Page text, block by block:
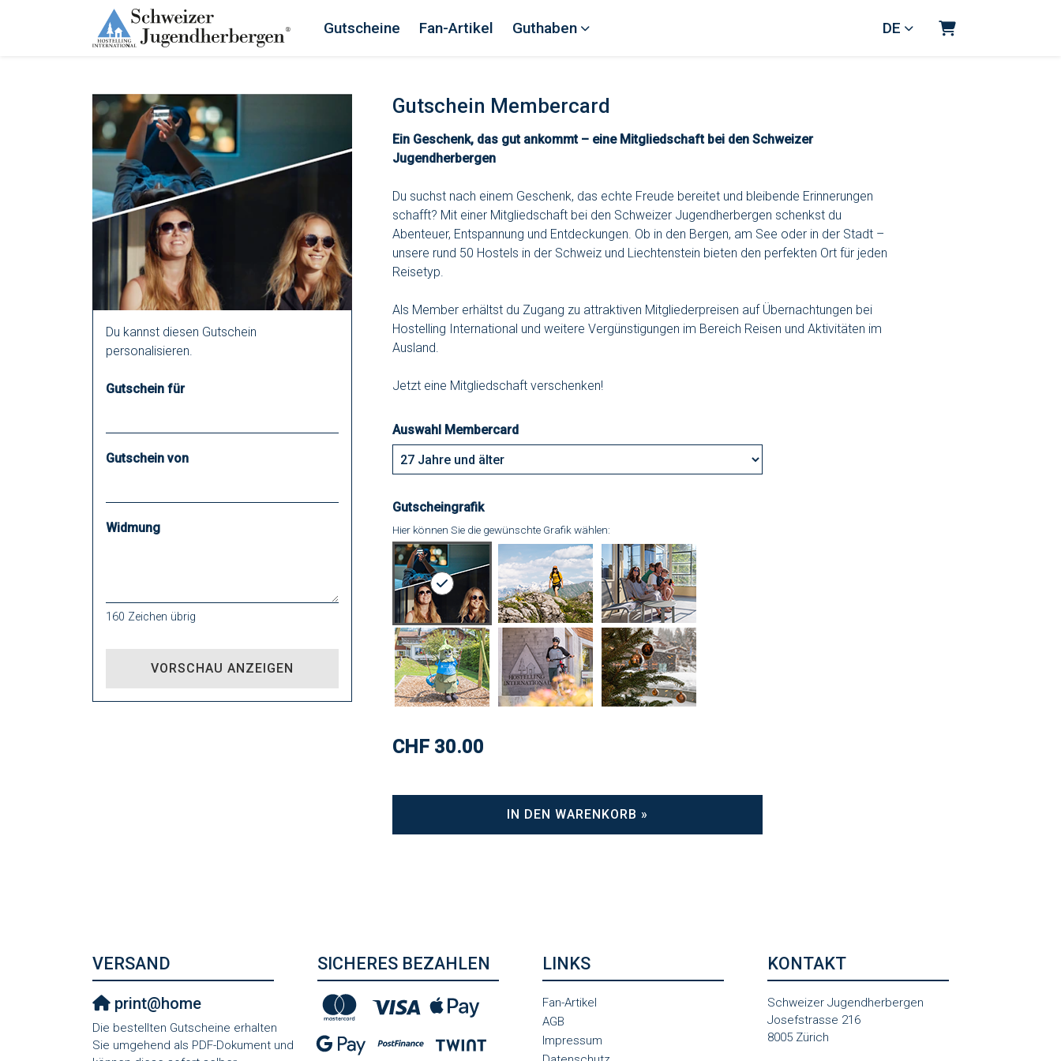
Gutscheine Fan-Artikel Guthaben DE
Warenkorb
Du kannst diesen Gutschein
personalisieren.
Gutschein für
Gutschein von
Widmung
160 Zeichen übrig
VORSCHAU ANZEIGEN
Gutschein Membercard
Ein Geschenk, das gut ankommt – eine Mitgliedschaft bei den Schweizer
Jugendherbergen
Du suchst nach einem Geschenk, das echte Freude bereitet und bleibende Erinnerungen
schafft? Mit einer Mitgliedschaft bei den Schweizer Jugendherbergen schenkst du
Abenteuer, Entspannung und Entdeckungen. Ob in den Bergen, am See oder in der Stadt –
unsere rund 50 Hostels in der Schweiz und Liechtenstein bieten den perfekten Ort für jeden
Reisetyp.
Als Member erhältst du Zugang zu attraktiven Mitgliederpreisen auf Übernachtungen bei
Hostelling International und weitere Vergünstigungen im Bereich Reisen und Aktivitäten im
Ausland.
Jetzt eine Mitgliedschaft verschenken!
Auswahl Membercard
Gutscheingrafik
Hier können Sie die gewünschte Grafik wählen:
CHF 30.00
IN DEN WARENKORB »
VERSAND
print@home
Die bestellten Gutscheine erhalten
Sie umgehend als PDF-Dokument und
SICHERES BEZAHLEN LINKS
Fan-Artikel
AGB
Impressum
KONTAKT
Schweizer Jugendherbergen
Josefstrasse 216
8005 Zürich